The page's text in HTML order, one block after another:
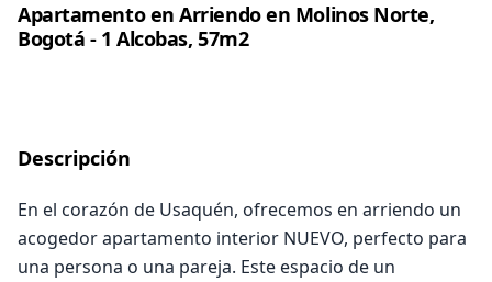
Apartamento en Arriendo en Molinos Norte,
Bogotá - 1 Alcobas, 57m2
Descripción
En el corazón de Usaquén, ofrecemos en arriendo un
acogedor apartamento interior NUEVO, perfecto para
una persona o una pareja. Este espacio de un